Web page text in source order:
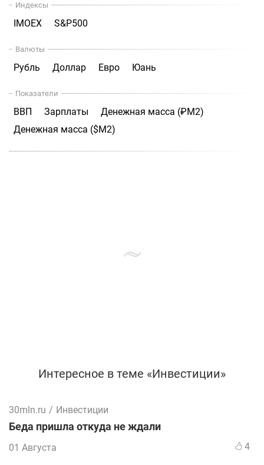
Индексы
IMOEX S&P500
Валюты
Рубль Доллар Евро Юань
Показатели
ВВП Зарплаты
Денежная масса (₽М2)
Денежная масса ($М2)
Интересное в теме «Инвестиции»
30mln.ru / Инвестиции
Беда пришла откуда не ждали
01 Августа 4